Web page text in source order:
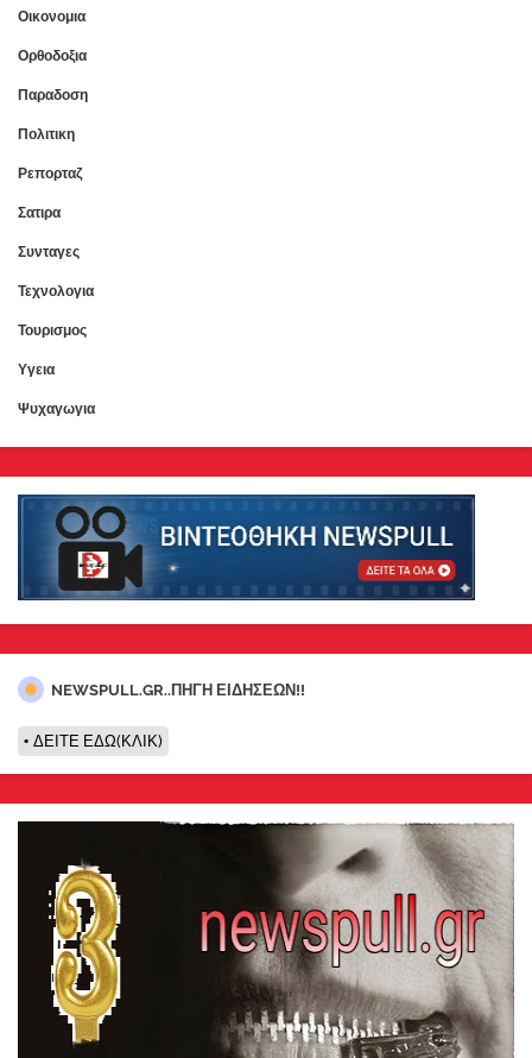
Οικονομια
Ορθοδοξια
Παραδοση
Πολιτικη
Ρεπορταζ
Σατιρα
Συνταγες
Τεχνολογια
Τουρισμος
Υγεια
Ψυχαγωγια
NEWSPULL.GR..ΠΗΓΗ ΕΙΔΗΣΕΩΝ!!
ΔΕΙΤΕ ΕΔΩ(ΚΛΙΚ)